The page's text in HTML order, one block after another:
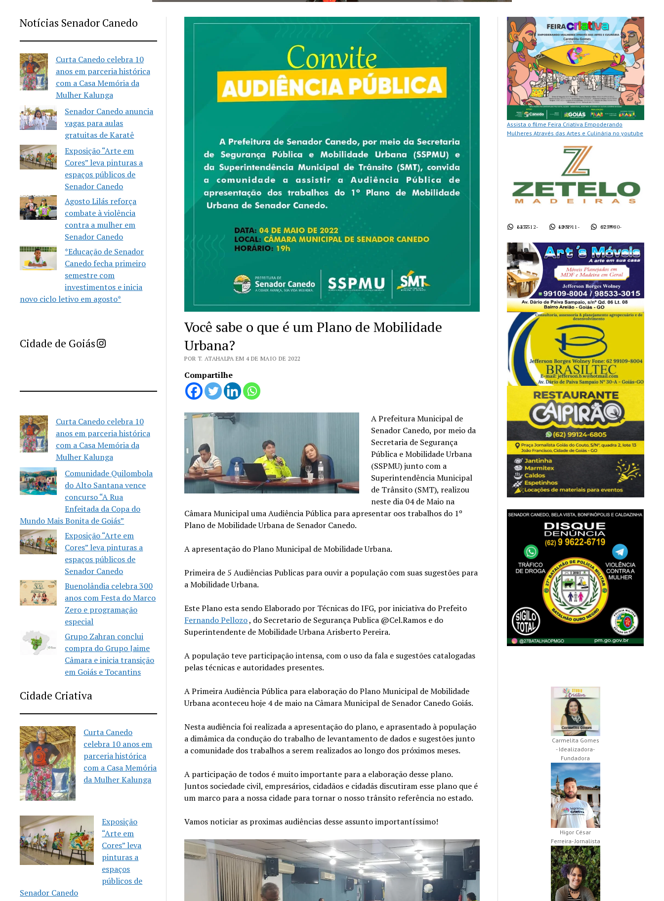
Notícias Senador Canedo
Curta Canedo celebra 10
anos em parceria histórica
com a Casa Memória da
Mulher Kalunga
Senador Canedo anuncia
vagas para aulas
gratuitas de Karatê
Exposição “Arte em
Cores” leva pinturas a
espaços públicos de
Senador Canedo
Agosto Lilás reforça
combate à violência
contra a mulher em
Senador Canedo
*Educação de Senador
Canedo fecha primeiro
semestre com
investimentos e inicia
novo ciclo letivo em agosto*
Cidade de GoiásImprensa Criativa da Cidade de Goiás
Curta Canedo celebra 10
anos em parceria histórica
com a Casa Memória da
Mulher Kalunga
Comunidade Quilombola
do Alto Santana vence
concurso “A Rua
Enfeitada da Copa do
Mundo Mais Bonita de Goiás”
Exposição “Arte em
Cores” leva pinturas a
espaços públicos de
Senador Canedo
Buenolândia celebra 300
anos com Festa do Marco
Zero e programação
especial
Grupo Zahran conclui
compra do Grupo Jaime
Câmara e inicia transição
em Goiás e Tocantins
Cidade Criativa
Curta Canedo
celebra 10 anos em
parceria histórica
com a Casa Memória
da Mulher Kalunga
Exposição
“Arte em
Cores” leva
pinturas a
espaços
públicos de
Senador Canedo
Você sabe o que é um Plano de Mobilidade
Urbana?
POR T. ATAHALPA EM 4 DE MAIO DE 2022
Compartilhe
A Prefeitura Municipal de
Senador Canedo, por meio da
Secretaria de Segurança
Pública e Mobilidade Urbana
(SSPMU) junto com a
Superintendência Municipal
de Trânsito (SMT), realizou
neste dia 04 de Maio na
Câmara Municipal uma Audiência Pública para apresentar oos trabalhos do 1º
Plano de Mobilidade Urbana de Senador Canedo.
A apresentação do Plano Municipal de Mobilidade Urbana.
Primeira de 5 Audiências Publicas para ouvir a população com suas sugestões para
a Mobilidade Urbana.
Este Plano esta sendo Elaborado por Técnicas do IFG, por iniciativa do Prefeito
Fernando Pellozo, do Secretario de Segurança Publica @Cel.Ramos e do
Superintendente de Mobilidade Urbana Arisberto Pereira.
A população teve participação intensa, com o uso da fala e sugestões catalogadas
pelas técnicas e autoridades presentes.
A Primeira Audiência Pública para elaboração do Plano Municipal de Mobilidade
Urbana aconteceu hoje 4 de maio na Câmara Municipal de Senador Canedo Goiás.
Nesta audiência foi realizada a apresentação do plano, e aprasentado à população
a dimâmica da condução do trabalho de levantamento de dados e sugestões junto
a comunidade dos trabalhos a serem realizados ao longo dos próximos meses.
A participação de todos é muito importante para a elaboração desse plano.
Juntos sociedade civil, empresários, cidadãos e cidadãs discutiram esse plano que é
um marco para a nossa cidade para tornar o nosso trânsito referência no estado.
Vamos noticiar as proximas audiências desse assunto importantíssimo!
Assista o filme Feira Criativa Empoderando
Mulheres Através das Artes e Culinária no youtube
62 3512-1437 62 9911-1901 62 9980-0759
Carmelita Gomes
- Idealizadora-
Fundadora
Higor César
Ferreira- Jornalista